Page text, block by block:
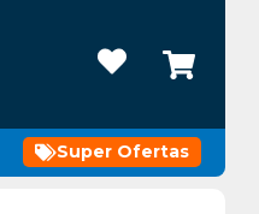
Super Ofertas